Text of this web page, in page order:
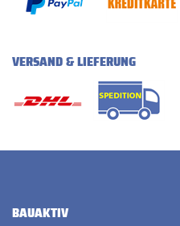
VERSAND & LIEFERUNG
BAUAKTIV